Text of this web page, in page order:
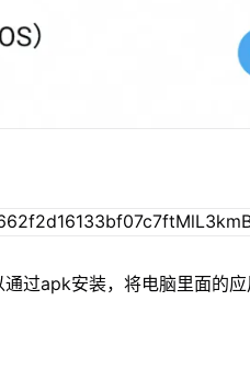
过apk安装，将电脑里面的